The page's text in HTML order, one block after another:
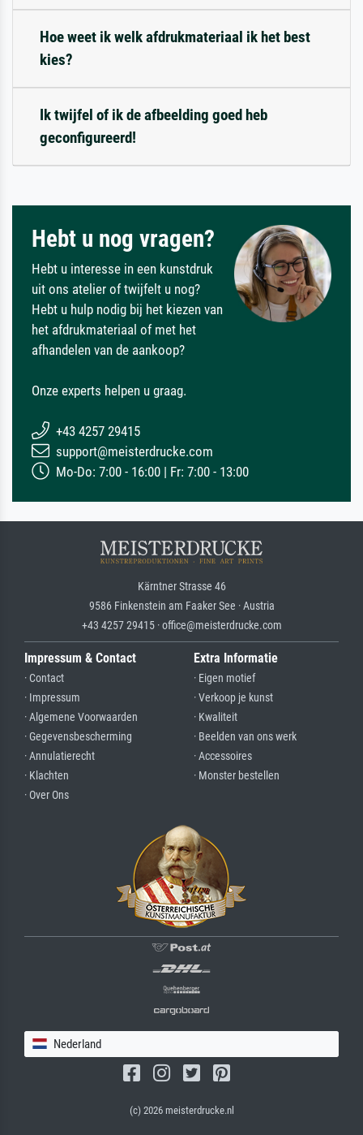
Hoe weet ik welk afdrukmateriaal ik het best
kies?
Ik twijfel of ik de afbeelding goed heb
geconfigureerd!
Hebt u nog vragen?
Hebt u interesse in een kunstdruk
uit ons atelier of twijfelt u nog?
Hebt u hulp nodig bij het kiezen van
het afdrukmateriaal of met het
afhandelen van de aankoop?
Onze experts helpen u graag.
+43 4257 29415
support@meisterdrucke.com
Mo-Do: 7:00 - 16:00 | Fr: 7:00 - 13:00
Kärntner Strasse 46
9586 Finkenstein am Faaker See · Austria
+43 4257 29415 · office@meisterdrucke.com
Impressum & Contact
· Contact
· Impressum
· Algemene Voorwaarden
· Gegevensbescherming
· Annulatierecht
· Klachten
· Over Ons
Extra Informatie
· Eigen motief
· Verkoop je kunst
· Kwaliteit
· Beelden van ons werk
· Accessoires
· Monster bestellen
Nederland
(c) 2026 meisterdrucke.nl